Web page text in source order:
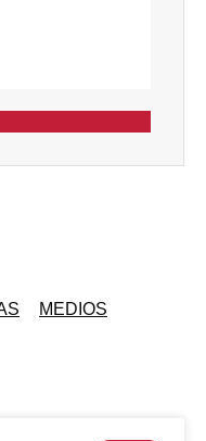
MEDIOS